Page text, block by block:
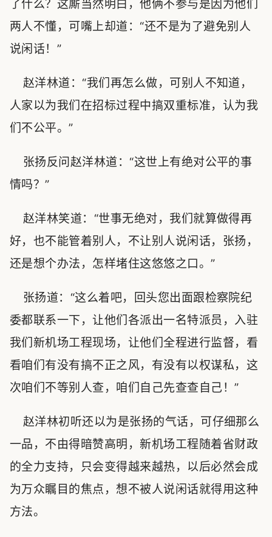
了什么？这厮当然明白，他俩不参与是因为他们
两人不懂，可嘴上却道：“还不是为了避免别人
说闲话！”
赵洋林道：“我们再怎么做，可别人不知道，
人家以为我们在招标过程中搞双重标准，认为我
们不公平。”
张扬反问赵洋林道：“这世上有绝对公平的事
情吗？”
赵洋林笑道：“世事无绝对，我们就算做得再
好，也不能管着别人，不让别人说闲话，张扬，
还是想个办法，怎样堵住这悠悠之口。”
张扬道：“这么着吧，回头您出面跟检察院纪
委都联系一下，让他们各派出一名特派员，入驻
我们新机场工程现场，让他们全程进行监督，看
看咱们有没有搞不正之风，有没有以权谋私，这
次咱们不等别人查，咱们自己先查查自己！”
赵洋林初听还以为是张扬的气话，可仔细那么
一品，不由得暗赞高明，新机场工程随着省财政
的全力支持，只会变得越来越热，以后必然会成
为万众瞩目的焦点，想不被人说闲话就得用这种
方法。